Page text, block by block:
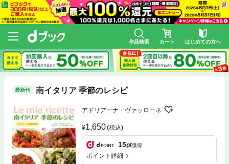
作品検索 カート はじめての方へ
最新刊 南イタリア 季節のレシピ
アドリアーナ・ヴァッローネ
1,650(税込)
15pt獲得
ポイント詳細